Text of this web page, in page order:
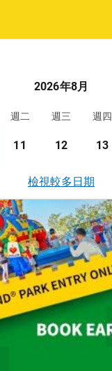
2026年8月
週二 週三 週四
11 12 13
檢視較多日期